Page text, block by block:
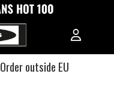
Order outside EU